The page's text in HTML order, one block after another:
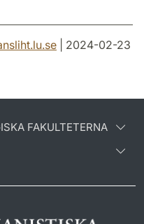
.se | 2024-02-23
FAKULTETERNA